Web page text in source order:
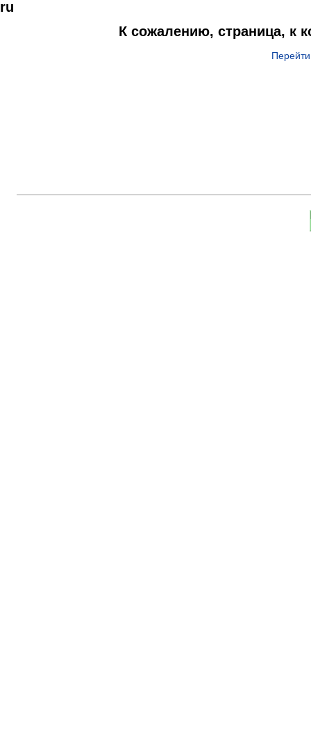
ru
К сожалению, страница, к